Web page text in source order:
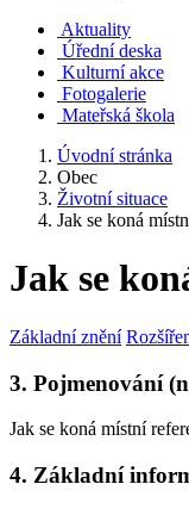
Aktuality
Úřední deska
Kulturní akce
Fotogalerie
Mateřská škola
Úvodní stránka
Obec
Životní situace
Jak se koná
Jak se
Základní znění
3. Pojmenování
Jak se koná místní
4. Základní